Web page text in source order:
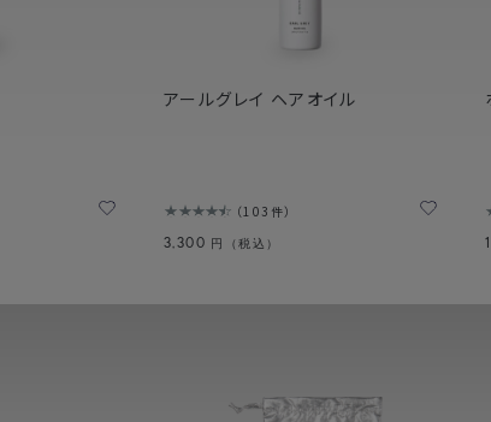
アールグレイ ヘアオイル
103件
3,300 円（税込）